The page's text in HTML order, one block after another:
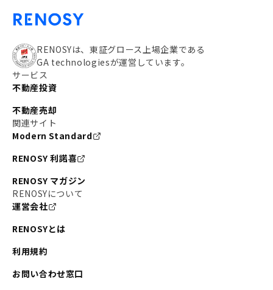
RENOSYは、東証グロース上場企業である
GA technologiesが運営しています。
サービス
不動産投資
不動産売却
関連サイト
Modern Standard
RENOSY 利諾喜
RENOSY マガジン
RENOSYについて
運営会社
RENOSYとは
利用規約
お問い合わせ窓口